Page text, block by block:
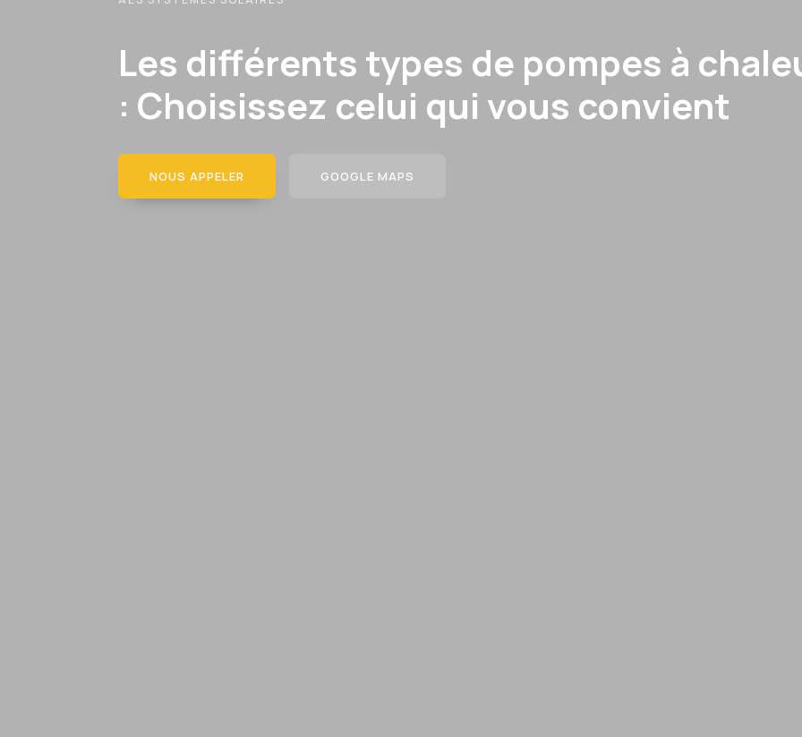
Les différents types de pompes à
: Choisissez celui qui vous convient
NOUS APPELER GOOGLE MAPS